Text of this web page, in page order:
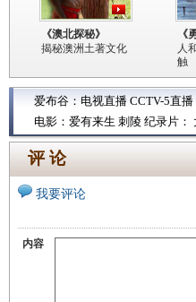
《澳北探秘》
揭秘澳洲土著文化
《
人
触
爱布谷： 电视直播 CCTV-5直播
电影： 爱有来生 刺陵 纪录片：
评 论
我要评论
内容